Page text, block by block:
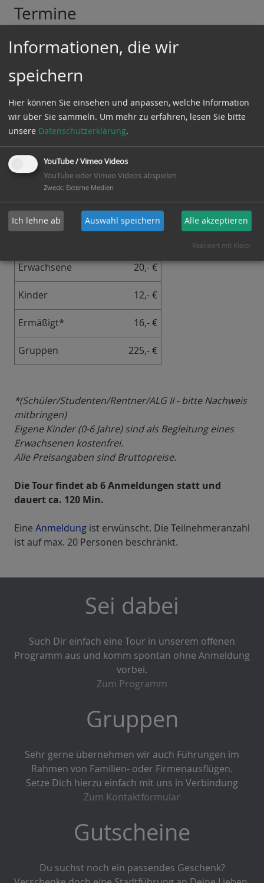
Termine
Veranstalter:Entdecke-München
Derzeit sind noch keine Termine für offene Touren
geplant.
Sehr gerne könnt Ihr als geschlossene Gruppe einen
individuellenTermin mit uns vereinbaren.
Tourinfos
Treffpunkt: Vor dem Haupteingang
(St.-Martins-Platz 1)
Preise
Erwachsene 20,- €
Kinder 12,- €
Ermäßigt* 16,- €
Gruppen 225,- €
*(Schüler/Studenten/Rentner/ALG II - bitte Nachweis
mitbringen)
Eigene Kinder (0-6 Jahre) sind als Begleitung eines
Erwachsenen kostenfrei.
Alle Preisangaben sind Bruttopreise.
Die Tour findet ab 6 Anmeldungen statt und
dauert ca. 120 Min.
Eine Anmeldung ist erwünscht. Die Teilnehmeranzahl
ist auf max. 20 Personen beschränkt.
Sei dabei
Such Dir einfach eine Tour in unserem offenen
Programm aus und komm spontan ohne Anmeldung
vorbei.
Zum Programm
Gruppen
Sehr gerne übernehmen wir auch Führungen im
Rahmen von Familien- oder Firmenausflügen.
Setze Dich hierzu einfach mit uns in Verbindung
Zum Kontaktformular
Gutscheine
Du suchst noch ein passendes Geschenk?
Informationen, die wir
speichern
Hier können Sie einsehen und anpassen, welche Information
wir über Sie sammeln. Um mehr zu erfahren, lesen Sie bitte
unsere Datenschutzerklärung.
YouTube / Vimeo Videos
YouTube oder Vimeo Videos abspielen
Zweck: Externe Medien
Ich lehne ab Auswahl speichern Alle akzeptieren
Realisiert mit Klaro!